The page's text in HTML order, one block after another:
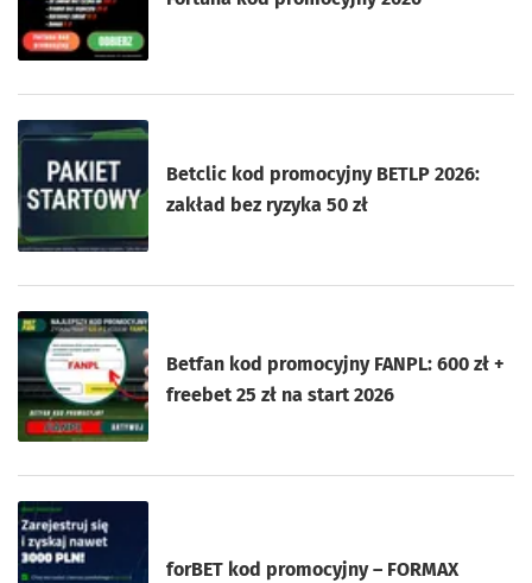
Betclic kod promocyjny BETLP 2026:
zakład bez ryzyka 50 zł
Betfan kod promocyjny FANPL: 600 zł +
freebet 25 zł na start 2026
forBET kod promocyjny – FORMAX